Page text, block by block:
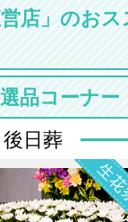
店」のおス
品コーナー
日葬
生